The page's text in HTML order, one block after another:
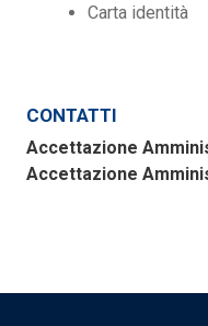
Carta identità
CONTATTI
Accettazione
Accettazione